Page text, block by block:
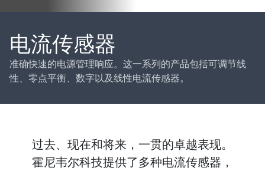
电流传感器
准确快速的电源管理响应。这一系列的产品包括可调节线
性、零点平衡、数字以及线性电流传感器。
过去、现在和将来，一贯的卓越表现。
霍尼韦尔科技提供了多种电流传感器，